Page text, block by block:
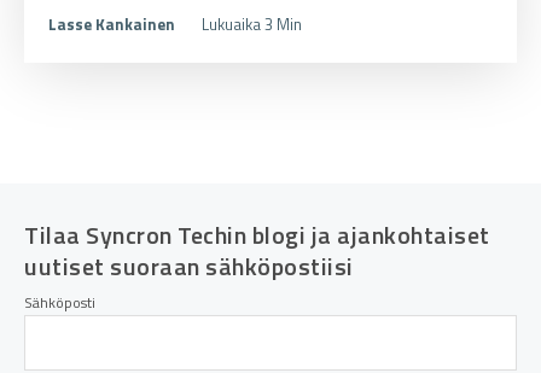
Lasse Kankainen Lukuaika 3 Min
Tilaa Syncron Techin blogi ja ajankohtaiset
uutiset suoraan sähköpostiisi
Sähköposti